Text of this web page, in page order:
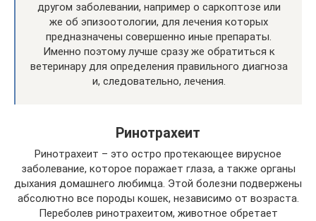
другом заболевании, например о саркоптозе или
же об эпизоотологии, для лечения которых
предназначены совершенно иные препараты.
Именно поэтому лучше сразу же обратиться к
ветеринару для определения правильного диагноза
и, следовательно, лечения.
Ринотрахеит
Ринотрахеит – это остро протекающее вирусное
заболевание, которое поражает глаза, а также органы
дыхания домашнего любимца. Этой болезни подвержены
абсолютно все породы кошек, независимо от возраста.
Переболев ринотрахеитом, животное обретает